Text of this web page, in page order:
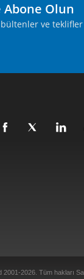
Olun
ve teklifler
2026. Tüm hakları